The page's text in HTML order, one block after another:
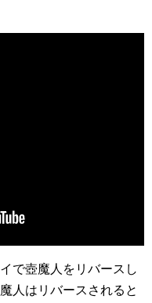
で壺魔人をリバースし
人はリバースされると